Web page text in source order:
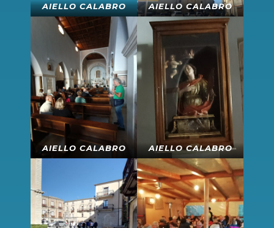
AIELLO CALABRO AIELLO CALABRO
AIELLO CALABRO AIELLO CALABRO